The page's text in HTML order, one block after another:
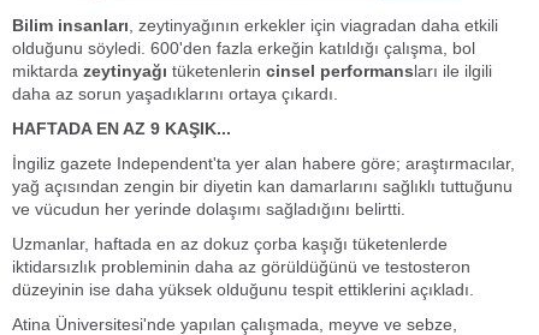
Bilim insanları , zeytinyağının erkekler için viagradan daha etkili
olduğunu söyledi. 600'den fazla erkeğin katıldığı çalışma, bol
miktarda zeytinyağı tüketenlerin cinsel performansları ile ilgili
daha az sorun yaşadıklarını ortaya çıkardı.
HAFTADA EN AZ 9 KAŞIK...
İngiliz gazete Independent'ta yer alan habere göre; araştırmacılar,
yağ açısından zengin bir diyetin kan damarlarını sağlıklı tuttuğunu
ve vücudun her yerinde dolaşımı sağladığını belirtti.
Uzmanlar, haftada en az dokuz çorba kaşığı tüketenlerde
iktidarsızlık probleminin daha az görüldüğünü ve testosteron
düzeyinin ise daha yüksek olduğunu tespit ettiklerini açıkladı.
Atina Üniversitesi'nde yapılan çalışmada, meyve ve sebze,